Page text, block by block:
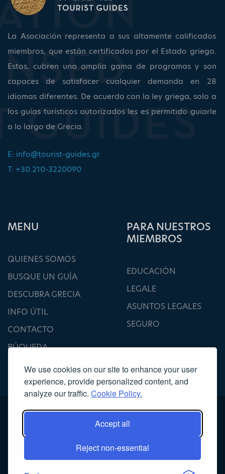
We use cookies on our site to enhance your user
experience, provide personalized content, and
analyze our traffic. Cookie Policy.
Accept all
Reject non-essential
La Asociación representa a sus altamente calificados
miembros, que están certificados por el Estado griego.
Estos, cubren una amplia gama de programas y son
capaces de satisfacer cualquier demanda en 28
idiomas diferentes. De acuerdo con la ley griega, solo a
los guías turísticos autorizados les es permitido guiarle
a lo largo de Grecia.
E: info@tourist-guides.gr
T: +30.210-3220090
ΜΕΝU
QUIENES SOMOS
BUSQUE UN GUÍA
DESCUBRA GRECIA
INFO ÚTIL
CONTACTO
BÚQUEDA
PARA NUESTROS
MIEMBROS
EDUCACIÓN
LEGALE
ASUNTOS LEGALES
SEGURO
Copyright 2022, Asociación de Guías Turísticos Licenciados